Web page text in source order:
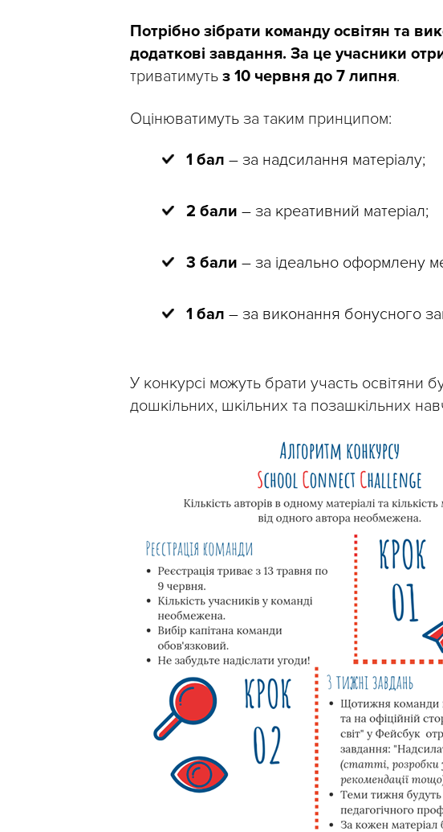
Потрібно зібрати команду освітян та
додаткові завдання. За це учасники
триватимуть з 10 червня до 7 липня.
Оцінюватимуть за таким принципом:
1 бал – за надсилання матеріалу;
2 бали – за креативний матеріал;
3 бали – за ідеально оформлену
1 бал – за виконання бонусного
У конкурсі можуть брати участь освітяни
дошкільних, шкільних та позашкільних